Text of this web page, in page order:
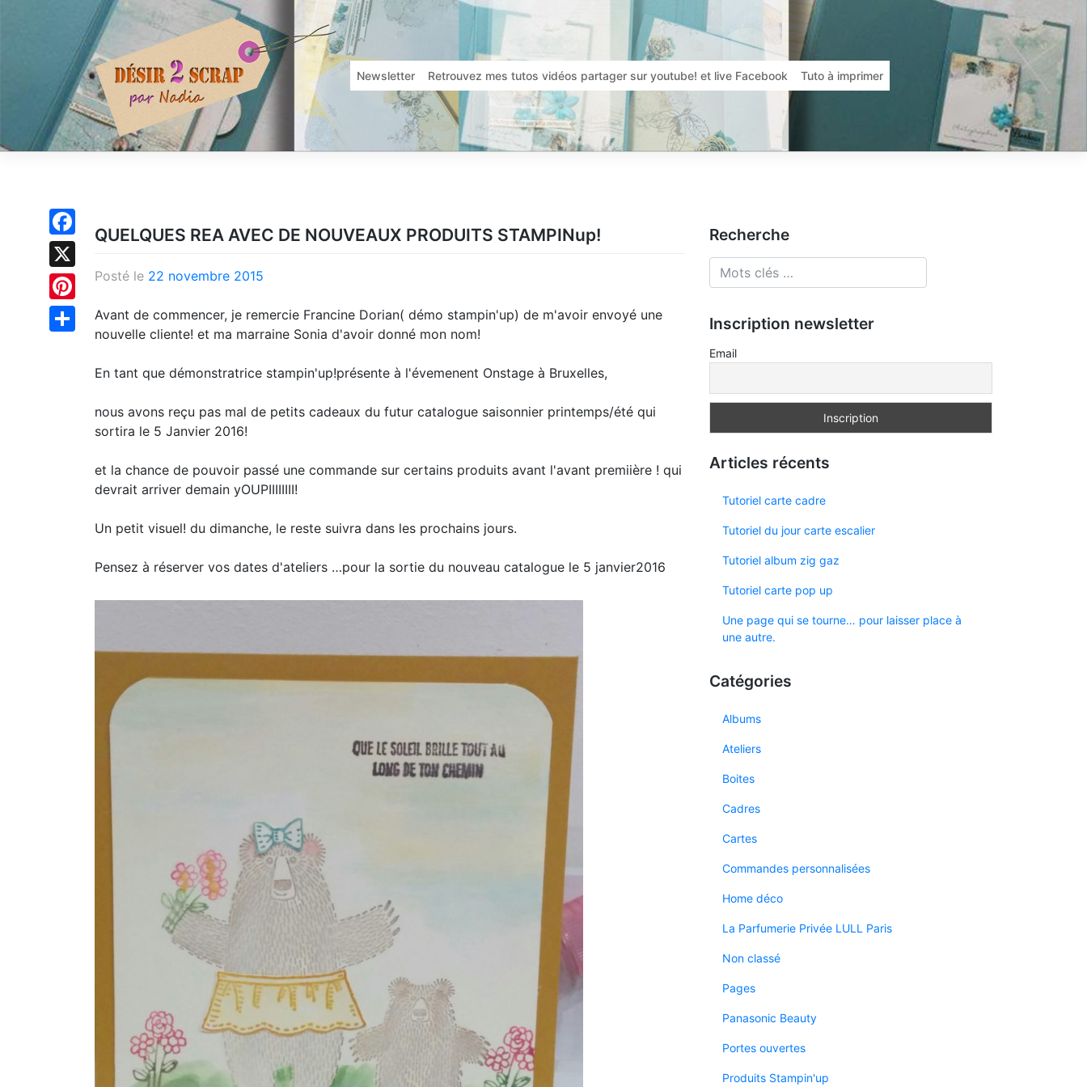
Newsletter Retrouvez mes tutos vidéos partager sur youtube! et live Facebook Tuto à imprimer
QUELQUES REA AVEC DE NOUVEAUX PRODUITS STAMPINup!
Posté le 22 novembre 2015
Avant de commencer, je remercie Francine Dorian( démo stampin'up) de m'avoir envoyé une
nouvelle cliente! et ma marraine Sonia d'avoir donné mon nom!
En tant que démonstratrice stampin'up!présente à l'évemenent Onstage à Bruxelles,
nous avons reçu pas mal de petits cadeaux du futur catalogue saisonnier printemps/été qui
sortira le 5 Janvier 2016!
et la chance de pouvoir passé une commande sur certains produits avant l'avant premiière ! qui
devrait arriver demain yOUPIIIIIIII!
Un petit visuel! du dimanche, le reste suivra dans les prochains jours.
Pensez à réserver vos dates d'ateliers …pour la sortie du nouveau catalogue le 5 janvier2016
Facebook
X
Pinterest
Recherche
Inscription newsletter
Email
Articles récents
Tutoriel carte cadre
Tutoriel du jour carte escalier
Tutoriel album zig gaz
Tutoriel carte pop up
Une page qui se tourne… pour laisser place à
une autre.
Catégories
Albums
Ateliers
Boites
Cadres
Cartes
Commandes personnalisées
Home déco
La Parfumerie Privée LULL Paris
Non classé
Pages
Panasonic Beauty
Portes ouvertes
Produits Stampin'up